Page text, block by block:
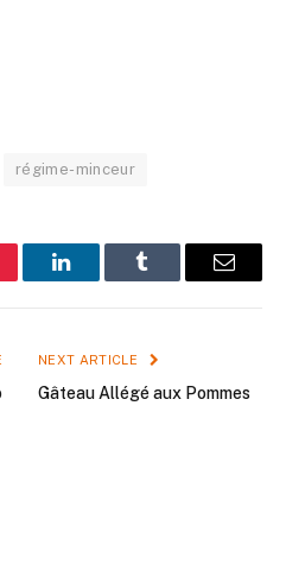
régime-minceur
LinkedInTumblr Email
NEXT ARTICLE
Gâteau Allégé aux Pommes